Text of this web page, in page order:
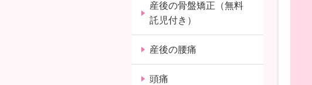
産後の骨盤矯正（無料
託児付き）
産後の腰痛
頭痛